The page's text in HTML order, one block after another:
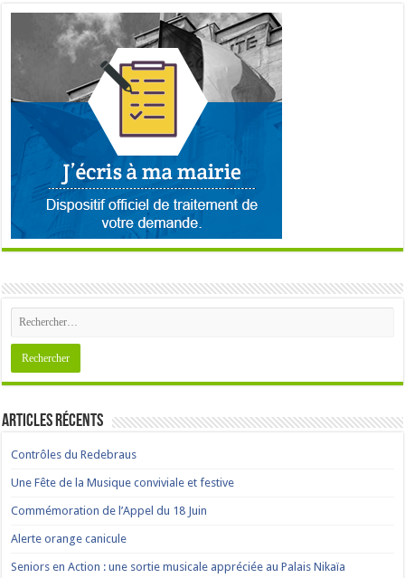
Articles récents
Contrôles du Redebraus
Une Fête de la Musique conviviale et festive
Commémoration de l’Appel du 18 Juin
Alerte orange canicule
Seniors en Action : une sortie musicale appréciée au Palais Nikaïa